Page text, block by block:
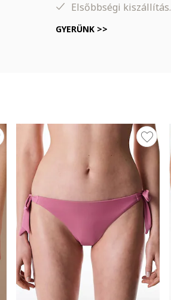
Elsőbbségi kiszállítás.
GYERÜNK >>